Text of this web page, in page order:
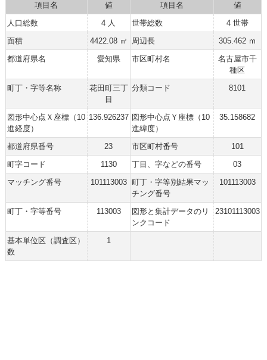
項目名 値 項目名
値
人口総数
4 人 世帯総数
4 世帯
面積
4422.08 ㎡ 周辺長
305.462 ｍ
都道府県名
愛知県 市区町村名
名古屋市千
種区
町丁・字等名称
花田町三丁
目
分類コード 8101
図形中心点Ｘ座標（10
進経度）
136.926237 図形中心点Ｙ座標（10
進緯度）
35.158682
都道府県番号 23 市区町村番号
101
町字コード
1130 丁目、字などの番号
03
マッチング番号
101113003 町丁・字等別結果マッ
チング番号
101113003
町丁・字等番号 113003
図形と集計データのリ
ンクコード
23101113003
基本単位区（調査区）
数
1